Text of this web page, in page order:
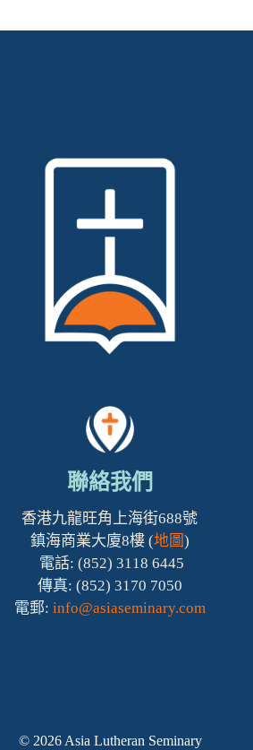
聯絡我們
香港九龍旺角上海街688號
鎮海商業大廈8樓 (地圖)
電話: (852) 3118 6445
傳真: (852) 3170 7050
電郵: info@asiaseminary.com
© 2026 Asia Lutheran Seminary